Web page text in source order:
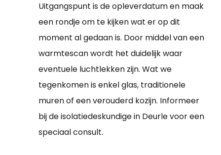
Uitgangspunt is de opleverdatum en maak
een rondje om te kijken wat er op dit
moment al gedaan is. Door middel van een
warmtescan wordt het duidelijk waar
eventuele luchtlekken zijn. Wat we
tegenkomen is enkel glas, traditionele
muren of een verouderd kozijn. Informeer
bij de isolatiedeskundige in Deurle voor een
speciaal consult.